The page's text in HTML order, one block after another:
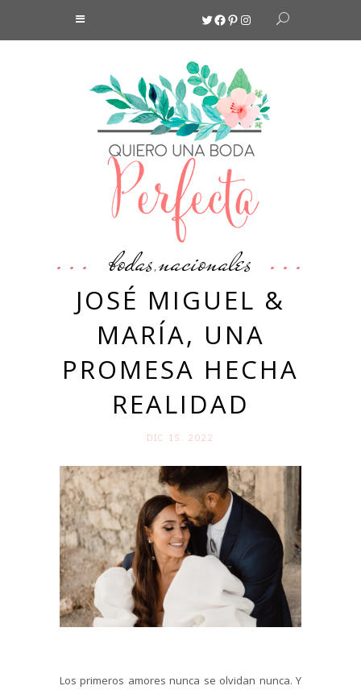
Twitter
Facebook
Pinterest
Instagram
bodas,nacionales
JOSÉ MIGUEL &
MARÍA, UNA
PROMESA HECHA
REALIDAD
DIC 15. 2022
Los primeros amores nunca se olvidan nunca. Y